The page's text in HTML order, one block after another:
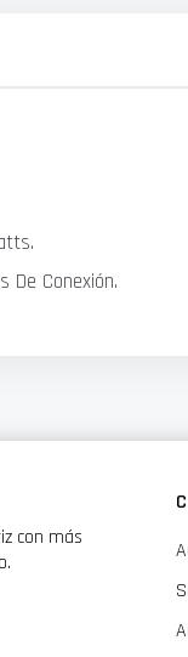
De Conexión.
con más